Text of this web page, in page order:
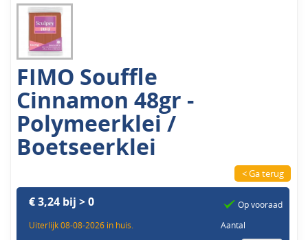
FIMO Souffle
Cinnamon 48gr -
Polymeerklei /
Boetseerklei
< Ga terug
€ 3,24 bij > 0
Uiterlijk 08-08-2026 in huis.
Op vooraad
Aantal